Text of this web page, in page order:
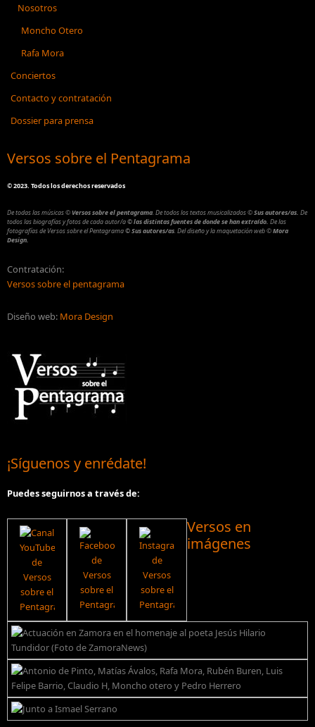
Nosotros
Moncho Otero
Rafa Mora
Conciertos
Contacto y contratación
Dossier para prensa
Versos sobre el Pentagrama
©2023. Todos los derechos reservados
De todas las músicas© Versos sobre el pentagrama. De todos los textos musicalizados©Sus autores/as. De
todos las biografías y fotos de cada autor/a© las distintas fuentes de donde se han extraído. De las
fotografías de Versos sobre el Pentagrama© Sus autores/as. Del diseño y la maquetación web©Mora
Design.
Contratación:
Versos sobre el pentagrama
Diseño web: Mora Design
¡Síguenos y enrédate!
Puedes seguirnos a través de:
Versos en
imágenes